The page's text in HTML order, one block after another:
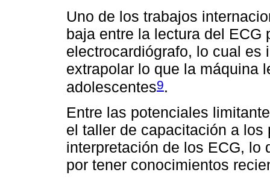
Uno de los trabajos
baja entre la lectura del ECG
electrocardiógrafo, lo cual es
extrapolar lo que la máquina
adolescentes9.
Entre las potenciales
el taller de capacitación a
interpretación de los ECG, lo
por tener conocimientos